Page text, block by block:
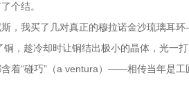
个结。
，我买了几对真正的穆拉诺金沙琉璃耳
，趁冷却时让铜结出极小的晶体，光一打
着“碰巧”（a ventura）——相传当年是工